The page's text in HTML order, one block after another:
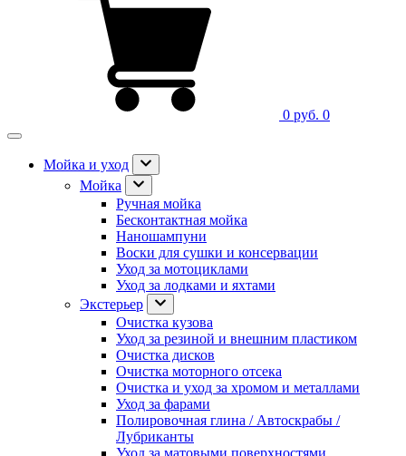
0 руб. 0
Мойка и уход
Мойка
Ручная мойка
Бесконтактная мойка
Наношампуни
Воски для сушки и консервации
Уход за мотоциклами
Уход за лодками и яхтами
Экстерьер
Очистка кузова
Уход за резиной и внешним пластиком
Очистка дисков
Очистка моторного отсека
Очистка и уход за хромом и металлами
Уход за фарами
Полировочная глина / Автоскрабы /
Лубриканты
Уход за матовыми поверхностями